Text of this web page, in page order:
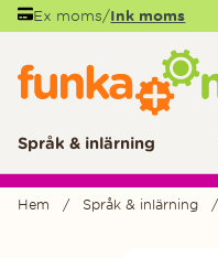
Ex moms/Ink moms
Språk & inlärning
Hem Språk & inlärning